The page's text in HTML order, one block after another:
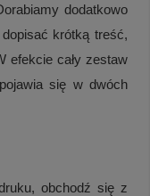
dodatkowo
krótką treść,
efekcie cały zestaw
się w dwóch
obchodź się z